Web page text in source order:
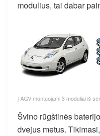
modulius, tai dabar
Į AGV montuojami 3 moduliai iš
Švino rūgštinės
dvejus metus.